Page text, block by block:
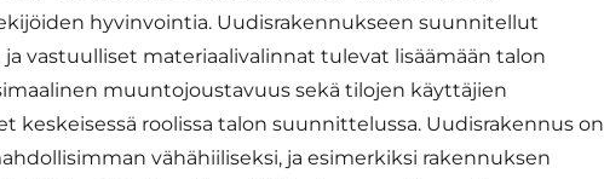
hyvinvointia. Uudisrakennukseen suunnitellut
vastuulliset materiaalivalinnat tulevat lisäämään talon
muuntojoustavuus sekä tilojen käyttäjien
keskeisessä roolissa talon suunnittelussa. Uudisrakennus on
vähähiiliseksi, ja esimerkiksi rakennuksen